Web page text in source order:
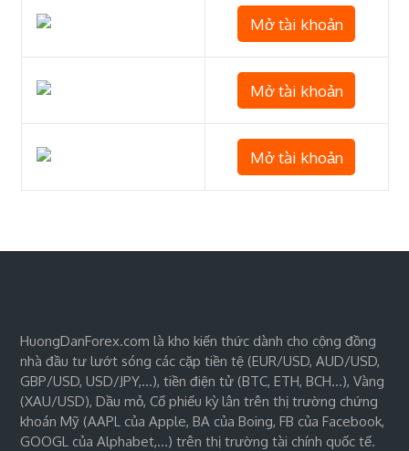
Mở tài khoản
Mở tài khoản
Mở tài khoản
HuongDanForex.com là kho kiến thức dành cho cộng đồng
nhà đầu tư lướt sóng các cặp tiền tệ (EUR/USD, AUD/USD,
GBP/USD, USD/JPY,…), tiền điện tử (BTC, ETH, BCH…), Vàng
(XAU/USD), Dầu mỏ, Cổ phiếu kỳ lân trên thị trường chứng
khoán Mỹ (AAPL của Apple, BA của Boing, FB của Facebook,
GOOGL của Alphabet,…) trên thị trường tài chính quốc tế.